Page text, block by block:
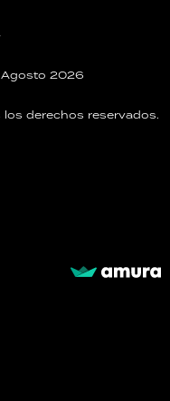
Agosto 2026
derechos reservados.